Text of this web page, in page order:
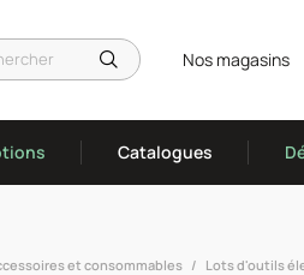
Nos magasins
Catalogues
et consommables Lots d'outils